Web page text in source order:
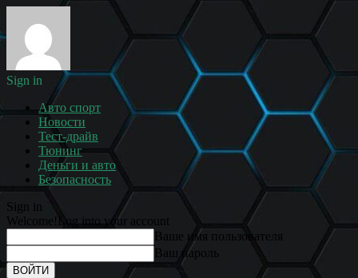
Sign in
Авто спорт
Новости
Тест-драйв
Тюнинг
Деньги и авто
Безопасность
Sign in
Welcome!
Log into your account
Ваше имя пользователя
Ваш пароль